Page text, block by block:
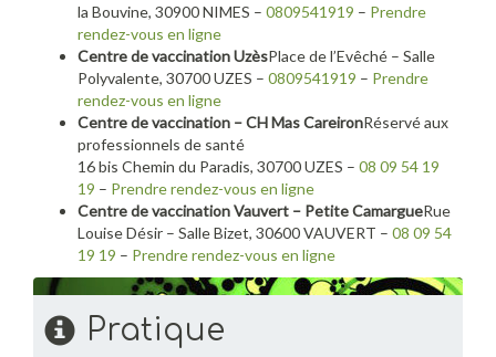
la Bouvine, 30900 NIMES – 0809541919 – Prendre
rendez-vous en ligne
Centre de vaccination UzèsPlace de l’Evêché – Salle
Polyvalente, 30700 UZES – 0809541919 – Prendre
rendez-vous en ligne
Centre de vaccination – CH Mas CareironRéservé aux
professionnels de santé
16 bis Chemin du Paradis, 30700 UZES – 08 09 54 19
19 – Prendre rendez-vous en ligne
Centre de vaccination Vauvert – Petite CamargueRue
Louise Désir – Salle Bizet, 30600 VAUVERT – 08 09 54
19 19 – Prendre rendez-vous en ligne
Pratique